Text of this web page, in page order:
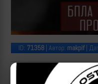
ID: 71358 | Автор: makpif|